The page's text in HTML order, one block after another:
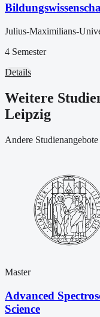
Julius-Maximilians-
4 Semester
Details
Weitere
Leipzig
Andere
Master
Advanced
Science